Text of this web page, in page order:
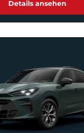
Details ansehen